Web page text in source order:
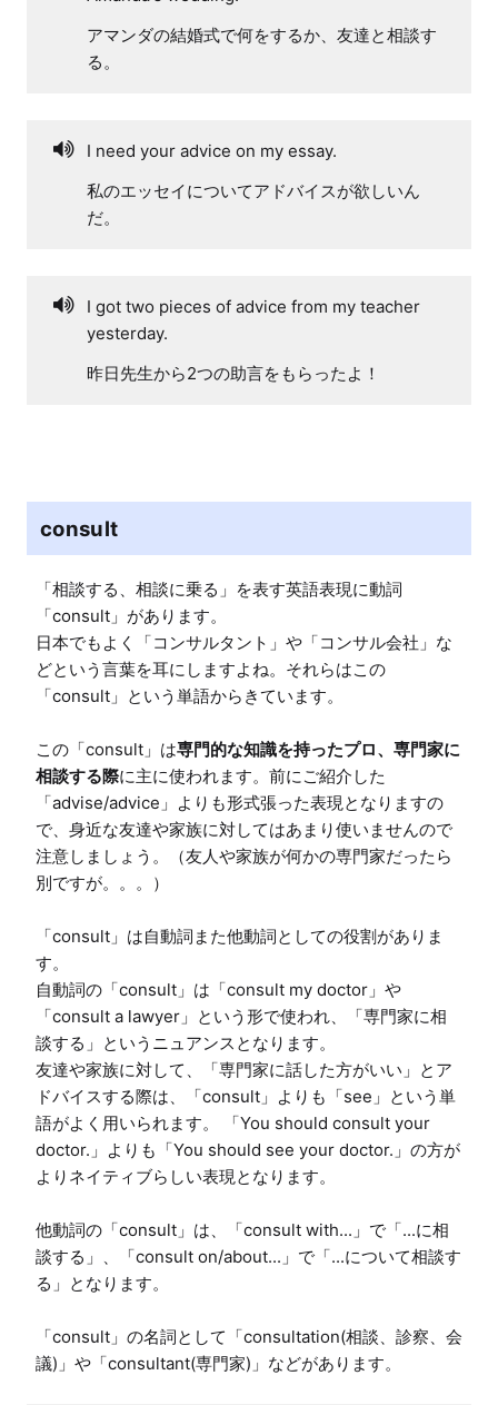
アマンダの結婚式で何をするか、友達と相談す
る。
I need your advice on my essay.
私のエッセイについてアドバイスが欲しいん
だ。
I got two pieces of advice from my teacher
yesterday.
昨日先生から2つの助言をもらったよ！
consult
「相談する、相談に乗る」を表す英語表現に動詞
「consult」があります。
日本でもよく「コンサルタント」や「コンサル会社」な
どという言葉を耳にしますよね。それらはこの
「consult」という単語からきています。
この「consult」は専門的な知識を持ったプロ、専門家に
相談する際に主に使われます。前にご紹介した
「advise/advice」よりも形式張った表現となりますの
で、身近な友達や家族に対してはあまり使いませんので
注意しましょう。（友人や家族が何かの専門家だったら
別ですが。。。）
「consult」は自動詞また他動詞としての役割がありま
す。
自動詞の「consult」は「consult my doctor」や
「consult a lawyer」という形で使われ、「専門家に相
談する」というニュアンスとなります。
友達や家族に対して、「専門家に話した方がいい」とア
ドバイスする際は、「consult」よりも「see」という単
語がよく用いられます。 「You should consult your
doctor.」よりも「You should see your doctor.」の方が
よりネイティブらしい表現となります。
他動詞の「consult」は、「consult with...」で「...に相
談する」、「consult on/about...」で「...について相談す
る」となります。
「consult」の名詞として「consultation(相談、診察、会
議)」や「consultant(専門家)」などがあります。